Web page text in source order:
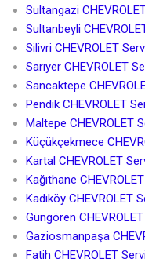
Sultangazi
Sultanbeyli
Silivri CHEVROLET
Sarıyer CHEVROLET
Sancaktepe
Pendik CHEVROLET
Maltepe CHEVROLET
Küçükçekmece
Kartal CHEVROLET
Kağıthane
Kadıköy CHEVROLET
Güngören
Gaziosmanpaşa
Fatih CHEVROLET